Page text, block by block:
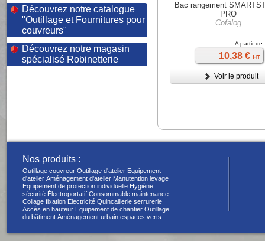
Découvrez notre catalogue
"Outillage et Fournitures pour
couvreurs"
Découvrez notre magasin
spécialisé Robinetterie
Bac rangement
PRO
Cofalog
A partir de
10,38 € HT
Voir le produit
Nos produits :
Outillage couvreur Outillage d'atelier Equipement
d'atelier Aménagement d'atelier Manutention levage
Equipement de protection individuelle Hygiène
sécurité Électroportatif Consommable maintenance
Collage fixation Electricité Quincaillerie serrurerie
Accès en hauteur Equipement de chantier Outillage
du bâtiment Aménagement urbain espaces verts